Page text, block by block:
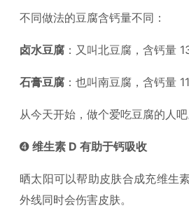
不同做法的豆腐含钙量不同：
卤水豆腐 ：又叫北豆腐，含钙量
石膏豆腐 ：也叫南豆腐，含钙量
从今天开始，做个爱吃豆腐的人吧
➍ 维生素 D 有助于钙吸收
晒太阳可以帮助皮肤合成充维生
外线同时会伤害皮肤。